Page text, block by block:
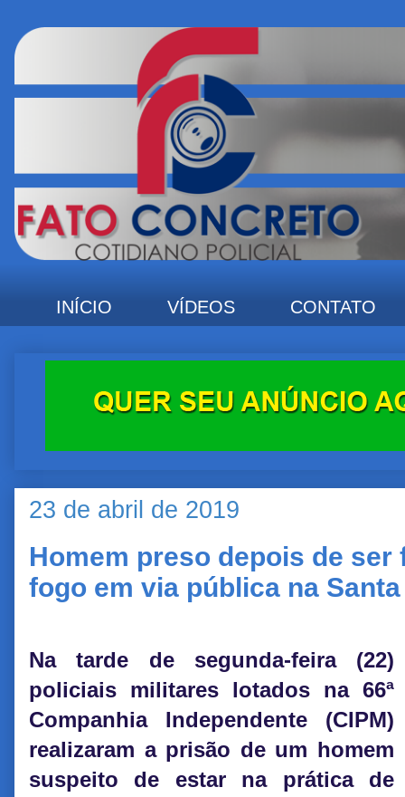
INÍCIO VÍDEOS CONTATO
23 de abril de 2019
Homem preso depois de
fogo em via pública na
Na tarde de segunda-feira (22)
policiais militares lotados na 66ª
Companhia Independente (CIPM)
realizaram a prisão de um homem
suspeito de estar na prática de